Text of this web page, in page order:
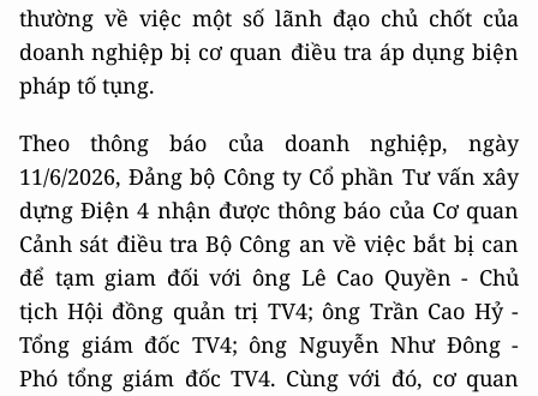
thường về việc một số lãnh đạo chủ chốt của
doanh nghiệp bị cơ quan điều tra áp dụng biện
pháp tố tụng.
Theo thông báo của doanh nghiệp, ngày
11/6/2026, Đảng bộ Công ty Cổ phần Tư vấn xây
dựng Điện 4 nhận được thông báo của Cơ quan
Cảnh sát điều tra Bộ Công an về việc bắt bị can
để tạm giam đối với ông Lê Cao Quyền - Chủ
tịch Hội đồng quản trị TV4; ông Trần Cao Hỷ -
Tổng giám đốc TV4; ông Nguyễn Như Đông -
Phó tổng giám đốc TV4. Cùng với đó, cơ quan